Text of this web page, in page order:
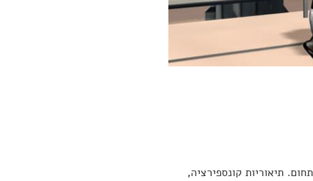
תיאוריות קונספירציה,